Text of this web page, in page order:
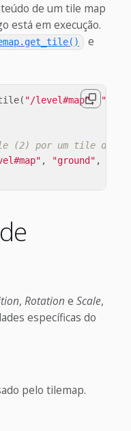
de um tile map
está em execução.
e
( "/level#map",
por um tile de
, "ground" ,
, Rotation e Scale,
específicas do
pelo tilemap.